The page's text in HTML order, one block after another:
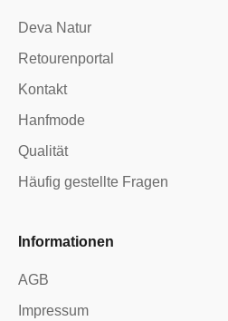
Deva Natur
Retourenportal
Kontakt
Hanfmode
Qualität
Häufig gestellte Fragen
Informationen
AGB
Impressum